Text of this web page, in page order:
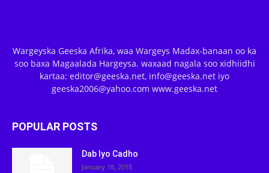
Wargeyska Geeska Afrika, waa Wargeys Madax-banaan oo ka
soo baxa Magaalada Hargeysa. waxaad nagala soo xidhiidhi
kartaa: editor@geeska.net, info@geeska.net iyo
geeska2006@yahoo.com www.geeska.net
POPULAR POSTS
Dab Iyo Cadho
January 18, 2018